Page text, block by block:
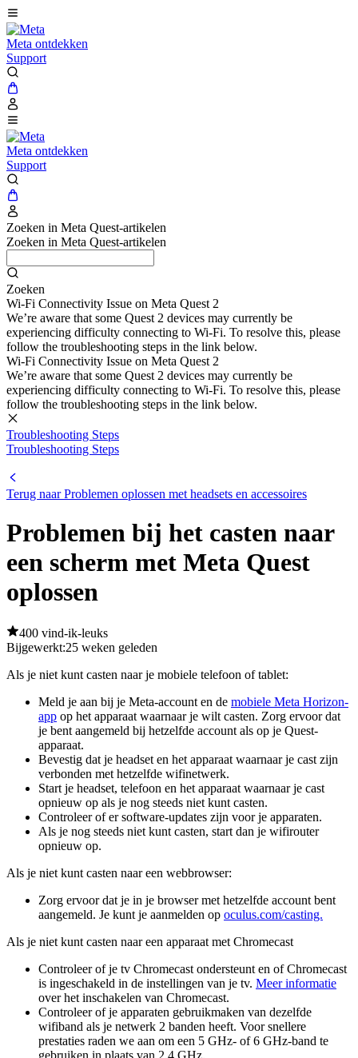
Meta ontdekken
Support
Meta ontdekken
Support
Zoeken in Meta Quest-artikelen
Zoeken in Meta Quest-artikelen
Zoeken
Wi-Fi Connectivity Issue on Meta Quest 2
We’re aware that some Quest 2 devices may currently be
experiencing difficulty connecting to Wi-Fi. To resolve this, please
follow the troubleshooting steps in the link below.
Wi-Fi Connectivity Issue on Meta Quest 2
We’re aware that some Quest 2 devices may currently be
experiencing difficulty connecting to Wi-Fi. To resolve this, please
follow the troubleshooting steps in the link below.
Troubleshooting Steps
Troubleshooting Steps
Terug naar Problemen oplossen met headsets en accessoires
Problemen bij het casten naar
een scherm met Meta Quest
oplossen
400 vind-ik-leuks
Bijgewerkt:25 weken geleden
Als je niet kunt casten naar je mobiele telefoon of tablet:
Meld je aan bij je Meta-account en de mobiele Meta Horizon-
app op het apparaat waarnaar je wilt casten. Zorg ervoor dat
je bent aangemeld bij hetzelfde account als op je Quest-
apparaat.
Bevestig dat je headset en het apparaat waarnaar je cast zijn
verbonden met hetzelfde wifinetwerk.
Start je headset, telefoon en het apparaat waarnaar je cast
opnieuw op als je nog steeds niet kunt casten.
Controleer of er software-updates zijn voor je apparaten.
Als je nog steeds niet kunt casten, start dan je wifirouter
opnieuw op.
Als je niet kunt casten naar een webbrowser:
Zorg ervoor dat je in je browser met hetzelfde account bent
aangemeld. Je kunt je aanmelden op oculus.com/casting.
Als je niet kunt casten naar een apparaat met Chromecast
Controleer of je tv Chromecast ondersteunt en of Chromecast
is ingeschakeld in de instellingen van je tv. Meer informatie
over het inschakelen van Chromecast.
Controleer of je apparaten gebruikmaken van dezelfde
wifiband als je netwerk 2 banden heeft. Voor snellere
prestaties raden we aan om een 5 GHz- of 6 GHz-band te
gebruiken in plaats van 2,4 GHz.